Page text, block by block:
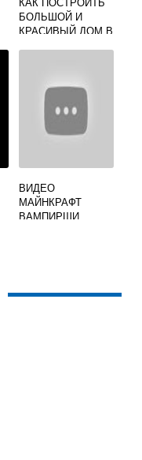
БОЛЬШОЙ И
КРАСИВЫЙ ДОМ В
ВИДЕО
МАЙНКРАФТ
ВАМПИРШИ